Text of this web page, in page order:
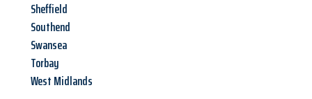
Sheffield
Southend
Swansea
Torbay
West Midlands